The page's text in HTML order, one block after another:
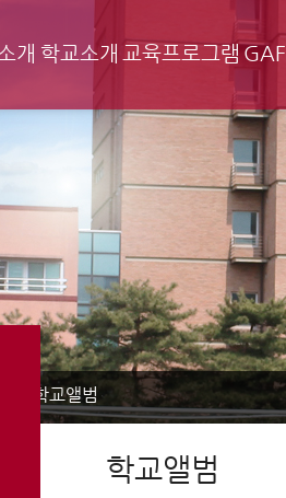
개 학교소개 교육프로그램
학교앨범
학교앨범